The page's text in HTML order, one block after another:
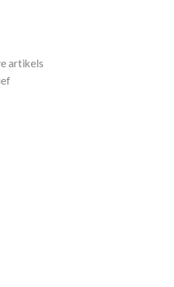
artikels